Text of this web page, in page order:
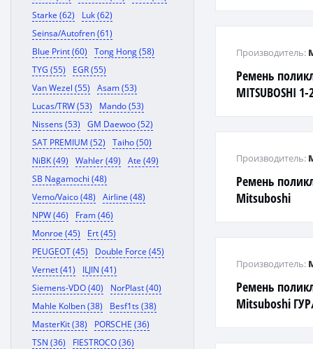
Starke (62)
Luk (62)
Seinsa/Autofren (61)
Blue Print (60)
Tong Hong (58)
TYG (55)
EGR (55)
Van Wezel (55)
Asam (53)
Lucas/TRW (53)
Mando (53)
Nissens (53)
GM Daewoo (52)
SAT PREMIUM (52)
Taiho (50)
NiBK (49)
Wahler (49)
Ate (49)
SB Nagamochi (48)
Vemo/Vaico (48)
Airline (48)
NPW (46)
Fram (46)
Monroe (45)
Ert (45)
PEUGEOT (45)
Double Force (45)
Vernet (41)
ILJIN (41)
Siemens-VDO (40)
NorPlast (40)
Mahle Kolben (38)
Besf1ts (38)
MasterKit (38)
PORSCHE (36)
TSN (36)
FIESTROCO (36)
Ремень
MITSUBOSHI
Производитель:
Ремень
Mitsuboshi
Производитель:
Ремень
Mitsuboshi
Производитель: